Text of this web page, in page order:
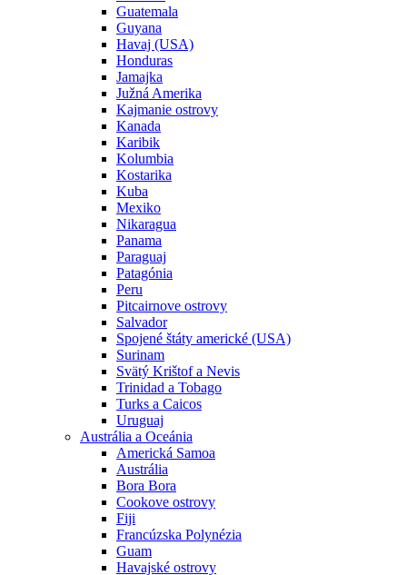
Guatemala
Guyana
Havaj (USA)
Honduras
Jamajka
Južná Amerika
Kajmanie ostrovy
Kanada
Karibik
Kolumbia
Kostarika
Kuba
Mexiko
Nikaragua
Panama
Paraguaj
Patagónia
Peru
Pitcairnove ostrovy
Salvador
Spojené štáty americké (USA)
Surinam
Svätý Krištof a Nevis
Trinidad a Tobago
Turks a Caicos
Uruguaj
Austrália a Oceánia
Americká Samoa
Austrália
Bora Bora
Cookove ostrovy
Fiji
Francúzska Polynézia
Guam
Havajské ostrovy